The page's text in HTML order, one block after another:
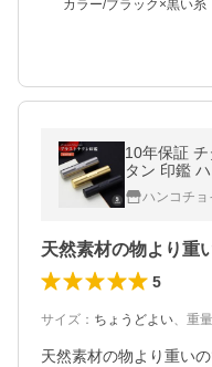
カラー/ブラック×黒い糸
10年保証
タン 印鑑
男性 はんこ
チタン
ハンコチョ
5
サイズ ： ちょうどよい、 重
天然素材の物より重い